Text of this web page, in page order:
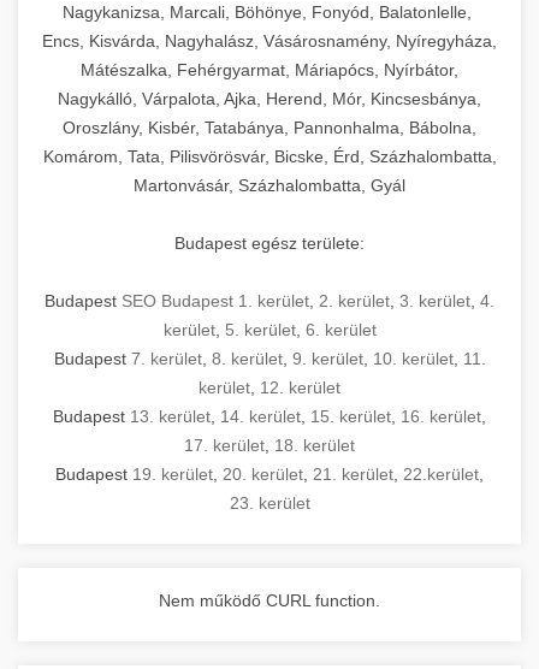
Nagykanizsa, Marcali, Böhönye, Fonyód, Balatonlelle,
Encs, Kisvárda, Nagyhalász, Vásárosnamény, Nyíregyháza,
Mátészalka, Fehérgyarmat, Máriapócs, Nyírbátor,
Nagykálló, Várpalota, Ajka, Herend, Mór, Kincsesbánya,
Oroszlány, Kisbér, Tatabánya, Pannonhalma, Bábolna,
Komárom, Tata, Pilisvörösvár, Bicske, Érd, Százhalombatta,
Martonvásár, Százhalombatta, Gyál
Budapest egész területe:
Budapest SEO Budapest 1. kerület 2. kerület 3. kerület 4.
kerület, 5. kerület, 6. kerület
Budapest 7. kerület, 8. kerület, 9. kerület, 10. kerület, 11.
kerület 12. kerület
Budapest 13. kerület 14. kerület 15. kerület 16. kerület
17. kerület 18. kerület
Budapest 19. kerület 20. kerület 21. kerület 22.kerület
23. kerület
Nem működő CURL function.